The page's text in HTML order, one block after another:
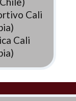
Cali
Cali